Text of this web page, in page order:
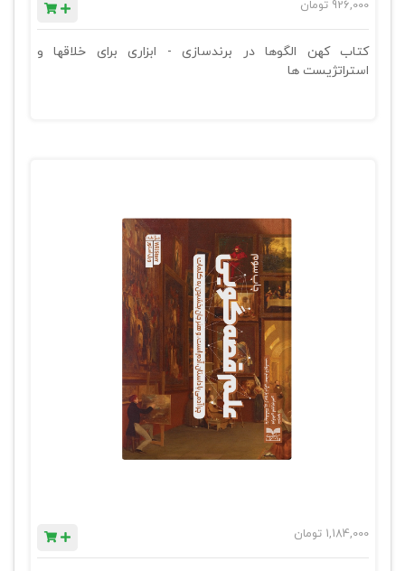
926,000 تومان
کتاب کهن الگوها در برندسازی - ابزاری برای خلاقها و
استراتژیست ها
1,184,000 تومان